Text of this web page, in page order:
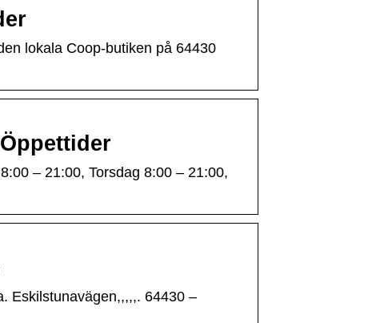
lokala Coop-butiken på 64430
– 21:00, Torsdag 8:00 – 21:00,
Eskilstunavägen,,,,,. 64430 –